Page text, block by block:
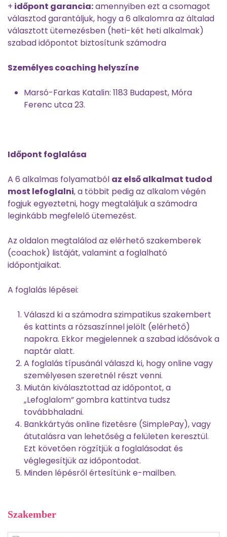
+ időpont garancia:amennyiben ezt a csomagot
választod garantáljuk, hogy a 6 alkalomra az általad
választott ütemezésben (heti-két heti alkalmak)
szabad időpontot biztosítunk számodra
Személyes coaching helyszíne
Marsó-Farkas Katalin: 1183 Budapest, Móra
Ferenc utca 23.
Időpont foglalása
A 6 alkalmas folyamatból az első alkalmat tudod
most lefoglalni, a többit pedig az alkalom végén
fogjuk egyeztetni, hogy megtaláljuk a számodra
leginkább megfelelő ütemezést.
Az oldalon megtalálod az elérhető szakemberek
(coachok) listáját, valamint a foglalható
időpontjaikat.
A foglalás lépései:
Válaszd ki a számodra szimpatikus szakembert
és kattints a rózsaszínnel jelölt (elérhető)
napokra. Ekkor megjelennek a szabad idősávok a
naptár alatt.
A foglalás típusánál válaszd ki, hogy online vagy
személyesen szeretnél részt venni.
Miután kiválasztottad az időpontot, a
„Lefoglalom” gombra kattintva tudsz
továbbhaladni.
Bankkártyás online fizetésre (SimplePay), vagy
átutalásra van lehetőség a felületen keresztül.
Ezt követően rögzítjük a foglalásodat és
véglegesítjük az időpontodat.
Minden lépésről értesítünk e-mailben.
Szakember